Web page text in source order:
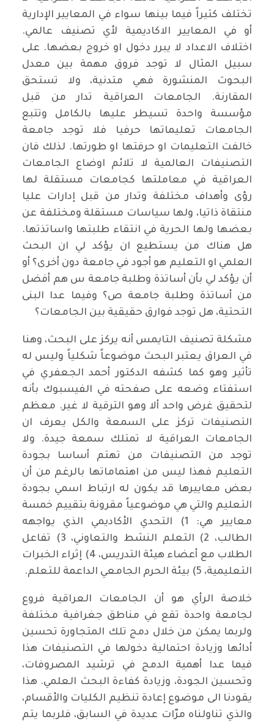
تختلف كثيراً فيما بينها سواء في المعايير الإدارية
أو في المعايير الاكاديمية لأي تصنيف عالمي.
اختلاف الاعداد لا يبرر دخول او خروج بعضها. على
سبيل المثال لا توجد فروق مهمة بين معدل
البحوث المنشورة فهي متدنية، ولا تستحق
المقارنة. الجامعات العراقية تدار من قبل
مؤسسة واحدة تسيطر عليها بالكامل وتتبع
الجامعات تعليماتها حرفيا فلا توجد جامعة
خالفت التعليمات او حرفتها او طورتها. لذلك فان
التصنيفات العالمية لا تلائم اوضاع الجامعات
العراقية في معاملتها كجامعات مستقلة لها
رؤى وأهداف مختلفة وتدار من قبل إدارات عليا
منتقاة ذاتيا، ولها سياسات مستقلة ومختلفة عن
بعضها ولها الحرية في انتقاء طلبتها واساتذتها.
هل هناك من يستطيع ان يؤكد لي ان البحث
العلمي او التعليم هو أجود في جامعة دون أخرى؟ أو
أن يؤكد لي بأن أساتذة وطلبة جامعة س هم أفضل
من أساتذة وطلبة جامعة ص؟ وفيما عدا البنى
التحتية، هل توجد فوارق حقيقية بين الجامعات؟
مشكلة تصنيف التايمس أنه يركز على البحث، وهنا
في العراق يعتبر البحث موضوعاً شكلياً وليس له
تأثير وهو كما كشفه الدكتور أحمد الجعفري في
استفتاء وضعه على صفحته في الفيسبوك بأنه
لتحقيق غرض واحد ألا وهو الترقية لا غير. معظم
التصنيفات تركز على السمعة والكل يعرف ان
الجامعات العراقية لا تمتلك سمعة جيدة. ولا
توجد من التصنيفات من تهتم أساسا بجودة
التعليم فهذا ليس من اهتماماتها بالرغم من أن
بعض معاييرها قد يكون له ارتباط اسمي بجودة
التعليم والتي هي موضوعياً مقرونة بتقييم خمسة
معايير هي: 1) التحدي الأكاديمي الذي يواجهه
الطالب، 2) التعلم النشط والتعاوني، 3) تفاعل
الطلاب مع أعضاء هيئة التدريس، 4) إثراء الخبرات
التعليمية، 5) بيئة الحرم الجامعي الداعمة للتعلم.
خلاصة الرأي هو أن الجامعات العراقية فروع
لجامعة واحدة تقع في مناطق جغرافية مختلفة
ولربما يمكن من خلال دمج تلك المتجاورة تحسين
أدائها وزيادة احتمالية دخولها في التصنيفات هذا
فيما عدا أهمية الدمج في ترشيد المصروفات،
وتحسين الجودة، وزيادة كفاءة البحث العلمي. هذا
يقودنا الى موضوع إعادة تنظيم الكليات والأقسام،
والذي تناولناه مرّات عديدة في السابق، فلربما يتم